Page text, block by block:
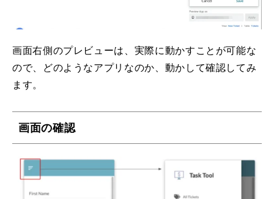
画面右側のプレビューは、実際に動かすことが可能な
ので、どのようなアプリなのか、動かして確認してみ
ます。
画面の確認